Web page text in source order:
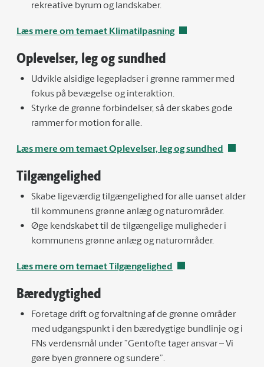
rekreative byrum og landskaber.
Læs mere om temaet Klimatilpasning
Oplevelser, leg og sundhed
Udvikle alsidige legepladser i grønne rammer med
fokus på bevægelse og interaktion.
Styrke de grønne forbindelser, så der skabes gode
rammer for motion for alle.
Læs mere om temaet Oplevelser, leg og sundhed
Tilgængelighed
Skabe ligeværdig tilgængelighed for alle uanset alder
til kommunens grønne anlæg og naturområder.
Øge kendskabet til de tilgængelige muligheder i
kommunens grønne anlæg og naturområder.
Læs mere om temaet Tilgængelighed
Bæredygtighed
Foretage drift og forvaltning af de grønne områder
med udgangspunkt i den bæredygtige bundlinje og i
FNs verdensmål under ”Gentofte tager ansvar – Vi
gøre byen grønnere og sundere”.